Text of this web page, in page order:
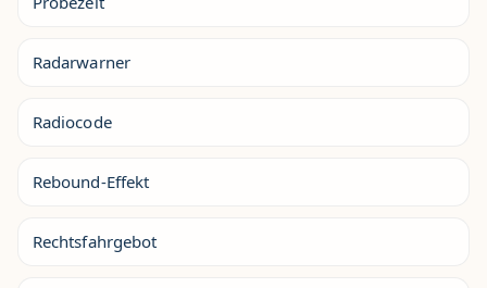
Radarwarner
Radiocode
Rebound-Effekt
Rechtsfahrgebot